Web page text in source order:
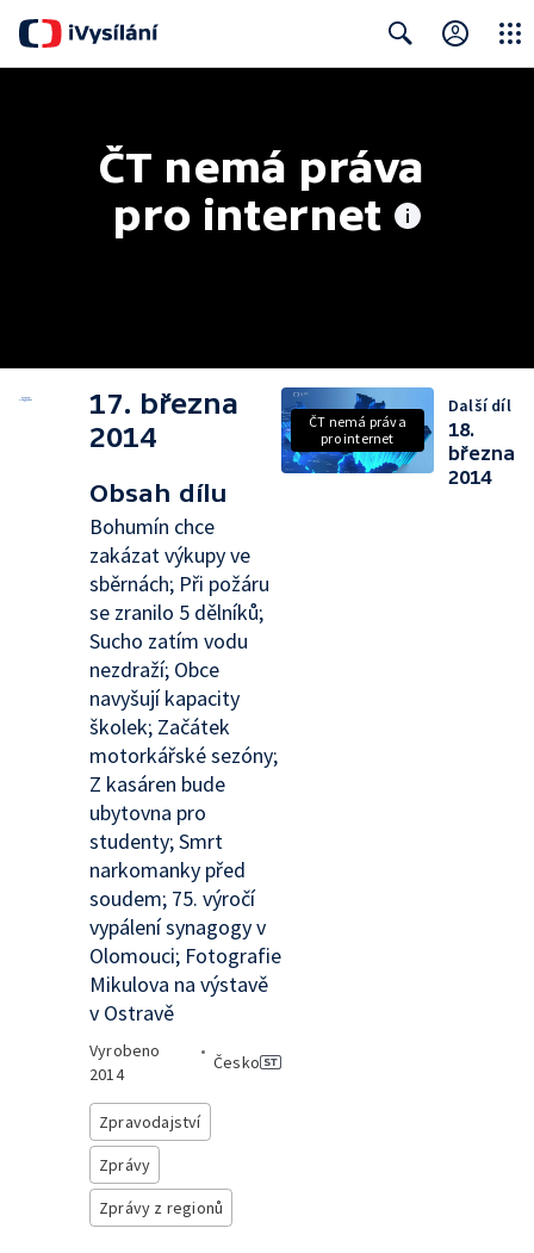
ČT nemá práva
pro internet
17. března
2014
Obsah dílu
Bohumín chce
zakázat výkupy ve
sběrnách; Při požáru
se zranilo 5 dělníků;
Sucho zatím vodu
nezdraží; Obce
navyšují kapacity
školek; Začátek
motorkářské sezóny;
Z kasáren bude
ubytovna pro
studenty; Smrt
narkomanky před
soudem; 75. výročí
vypálení synagogy v
Olomouci; Fotografie
Mikulova na výstavě
v Ostravě
Vyrobeno
2014
•
Česko
Zpravodajství
Zprávy
Zprávy z regionů
ČT nemá práva
pro internet
Další díl
18.
března
2014